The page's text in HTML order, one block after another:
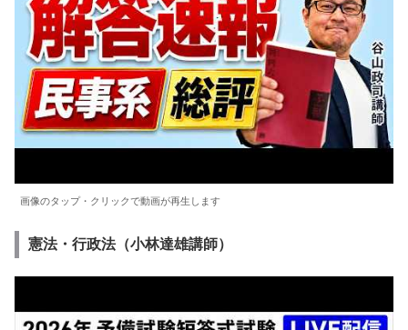
画像のタップ・クリックで動画が再生します
憲法・行政法（小林達雄講師）